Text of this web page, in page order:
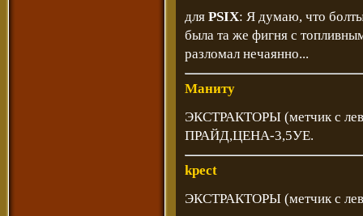
для PSIX: Я думаю, что
была та же фигня с
разломал нечаянно...
Маниту
ЭКСТРАКТОРЫ (метчик с
ПРАЙД,ЦЕНА-3,5УЕ.
kpect
ЭКСТРАКТОРЫ (метчик с